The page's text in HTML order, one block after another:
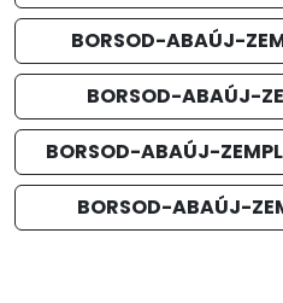
BORSOD-ABAÚJ-
BORSOD-ABAÚJ-
BORSOD-ABAÚJ-
BORSOD-ABAÚJ-